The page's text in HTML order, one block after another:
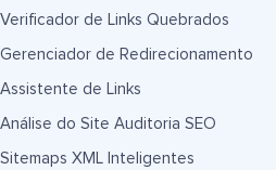
Verificador de Links Quebrados
Gerenciador de Redirecionamento
Assistente de Links
Análise do Site Auditoria SEO
Sitemaps XML Inteligentes